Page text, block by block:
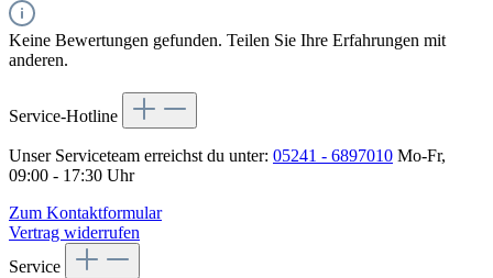
Keine Bewertungen gefunden. Teilen Sie Ihre Erfahrungen mit
anderen.
Service-Hotline
Unser Serviceteam erreichst du unter: 05241 - 6897010 Mo-Fr,
09:00 - 17:30 Uhr
Zum Kontaktformular
Vertrag widerrufen
Service